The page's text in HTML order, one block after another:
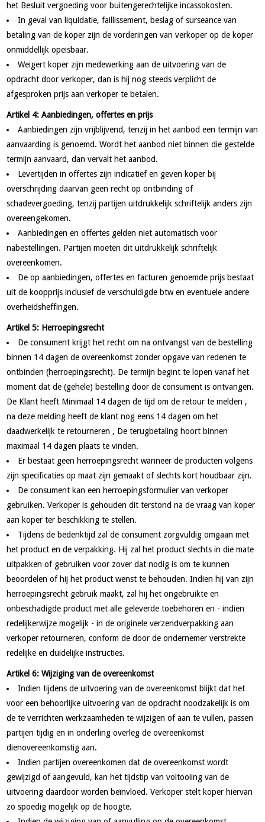
het Besluit vergoeding voor buitengerechtelijke incassokosten.
In geval van liquidatie, faillissement, beslag of surseance van
betaling van de koper zijn de vorderingen van verkoper op de koper
onmiddellijk opeisbaar.
Weigert koper zijn medewerking aan de uitvoering van de
opdracht door verkoper, dan is hij nog steeds verplicht de
afgesproken prijs aan verkoper te betalen.
Artikel 4: Aanbiedingen, offertes en prijs
Aanbiedingen zijn vrijblijvend, tenzij in het aanbod een termijn van
aanvaarding is genoemd. Wordt het aanbod niet binnen die gestelde
termijn aanvaard, dan vervalt het aanbod.
Levertijden in offertes zijn indicatief en geven koper bij
overschrijding daarvan geen recht op ontbinding of
schadevergoeding, tenzij partijen uitdrukkelijk schriftelijk anders zijn
overeengekomen.
Aanbiedingen en offertes gelden niet automatisch voor
nabestellingen. Partijen moeten dit uitdrukkelijk schriftelijk
overeenkomen.
De op aanbiedingen, offertes en facturen genoemde prijs bestaat
uit de koopprijs inclusief de verschuldigde btw en eventuele andere
overheidsheffingen.
Artikel 5: Herroepingsrecht
De consument krijgt het recht om na ontvangst van de bestelling
binnen 14 dagen de overeenkomst zonder opgave van redenen te
ontbinden (herroepingsrecht). De termijn begint te lopen vanaf het
moment dat de (gehele) bestelling door de consument is ontvangen.
De Klant heeft Minimaal 14 dagen de tijd om de retour te melden ,
na deze melding heeft de klant nog eens 14 dagen om het
daadwerkelijk te retourneren , De terugbetaling hoort binnen
maximaal 14 dagen plaats te vinden.
Er bestaat geen herroepingsrecht wanneer de producten volgens
zijn specificaties op maat zijn gemaakt of slechts kort houdbaar zijn.
De consument kan een herroepingsformulier van verkoper
gebruiken. Verkoper is gehouden dit terstond na de vraag van koper
aan koper ter beschikking te stellen.
Tijdens de bedenktijd zal de consument zorgvuldig omgaan met
het product en de verpakking. Hij zal het product slechts in die mate
uitpakken of gebruiken voor zover dat nodig is om te kunnen
beoordelen of hij het product wenst te behouden. Indien hij van zijn
herroepingsrecht gebruik maakt, zal hij het ongebruikte en
onbeschadigde product met alle geleverde toebehoren en - indien
redelijkerwijze mogelijk - in de originele verzendverpakking aan
verkoper retourneren, conform de door de ondernemer verstrekte
redelijke en duidelijke instructies.
Artikel 6: Wijziging van de overeenkomst
Indien tijdens de uitvoering van de overeenkomst blijkt dat het
voor een behoorlijke uitvoering van de opdracht noodzakelijk is om
de te verrichten werkzaamheden te wijzigen of aan te vullen, passen
partijen tijdig en in onderling overleg de overeenkomst
dienovereenkomstig aan.
Indien partijen overeenkomen dat de overeenkomst wordt
gewijzigd of aangevuld, kan het tijdstip van voltooiing van de
uitvoering daardoor worden beïnvloed. Verkoper stelt koper hiervan
zo spoedig mogelijk op de hoogte.